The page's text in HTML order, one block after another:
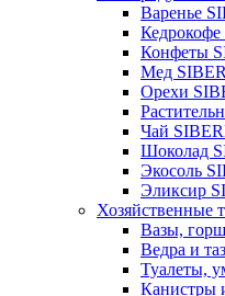
Варенье
Конфеты
Мед
Орехи
Чай
Шоколад
Экосоль
Эликсир
Хозяйственные
Вазы,
Ведра и
Туалеты,
Канистры